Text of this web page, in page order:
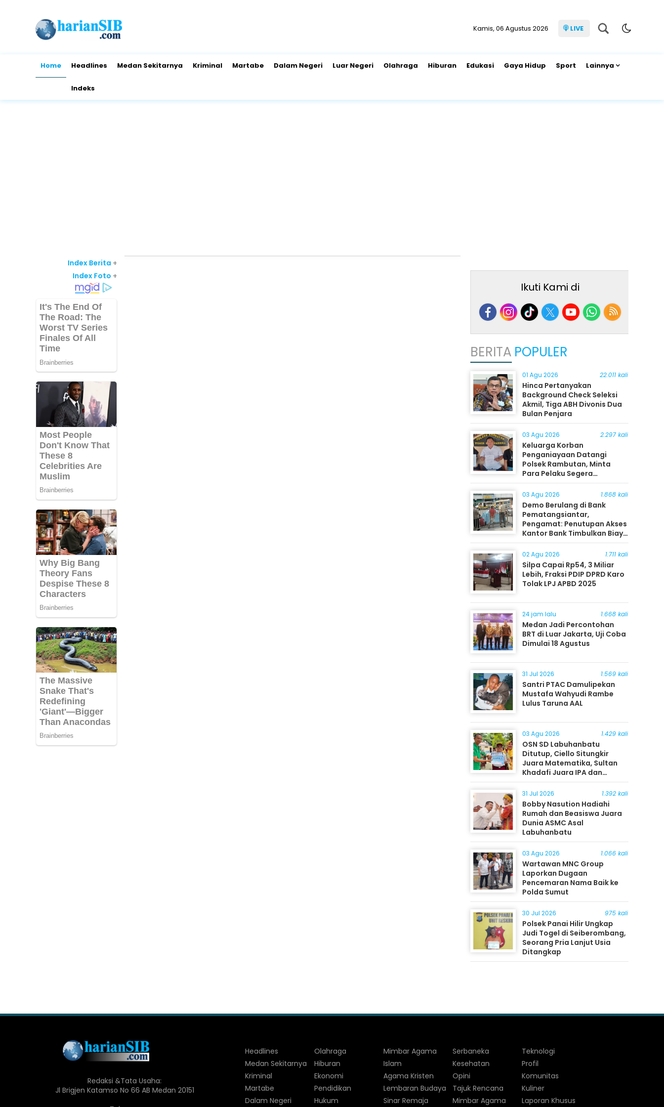
Kamis, 06 Agustus 2026 LIVE
Home Headlines Medan Sekitarnya Kriminal Martabe Dalam Negeri Luar Negeri Olahraga Hiburan Edukasi Gaya Hidup Sport Lainnya
Indeks
Index Berita +
Index Foto +
Ikuti Kami di
BERITA POPULER
01 Agu 2026 22.011 kali
Hinca Pertanyakan
Background Check Seleksi
Akmil, Tiga ABH Divonis Dua
Bulan Penjara
03 Agu 2026 2.297 kali
Keluarga Korban
Penganiayaan Datangi
Polsek Rambutan, Minta
Para Pelaku Segera
Ditangkap
03 Agu 2026 1.868 kali
Demo Berulang di Bank
Pematangsiantar,
Pengamat: Penutupan Akses
Kantor Bank Timbulkan Biaya
Ekonomi bagi Masyarakat
02 Agu 2026 1.711 kali
Silpa Capai Rp54, 3 Miliar
Lebih, Fraksi PDIP DPRD Karo
Tolak LPJ APBD 2025
24 jam lalu 1.668 kali
Medan Jadi Percontohan
BRT di Luar Jakarta, Uji Coba
Dimulai 18 Agustus
31 Jul 2026 1.569 kali
Santri PTAC Damulipekan
Mustafa Wahyudi Rambe
Lulus Taruna AAL
03 Agu 2026 1.429 kali
OSN SD Labuhanbatu
Ditutup, Ciello Situngkir
Juara Matematika, Sultan
Khadafi Juara IPA dan
Timothy Rangkuti Juara IPS
31 Jul 2026 1.392 kali
Bobby Nasution Hadiahi
Rumah dan Beasiswa Juara
Dunia ASMC Asal
Labuhanbatu
03 Agu 2026 1.066 kali
Wartawan MNC Group
Laporkan Dugaan
Pencemaran Nama Baik ke
Polda Sumut
30 Jul 2026 975 kali
Polsek Panai Hilir Ungkap
Judi Togel di Seiberombang,
Seorang Pria Lanjut Usia
Ditangkap
Redaksi &Tata Usaha:
Jl Brigjen Katamso No 66 AB Medan 20151
Headlines
Medan Sekitarnya
Kriminal
Martabe
Dalam Negeri
Olahraga
Hiburan
Ekonomi
Pendidikan
Hukum
Mimbar Agama
Islam
Agama Kristen
Lembaran Budaya
Sinar Remaja
Serbaneka
Kesehatan
Opini
Tajuk Rencana
Mimbar Agama
Teknologi
Profil
Komunitas
Kuliner
Laporan Khusus